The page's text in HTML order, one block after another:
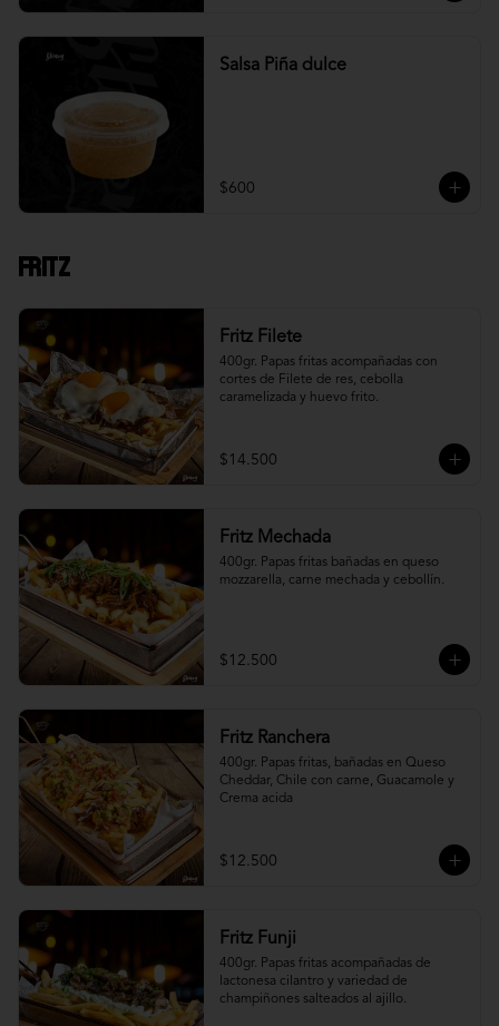
Salsa Piña dulce
$600
Fritz
Fritz Filete
400gr. Papas fritas acompañadas con
cortes de Filete de res, cebolla
caramelizada y huevo frito.
$14.500
Fritz Mechada
400gr. Papas fritas bañadas en queso
mozzarella, carne mechada y cebollín.
$12.500
Fritz Ranchera
400gr. Papas fritas, bañadas en Queso
Cheddar, Chile con carne, Guacamole y
Crema acida
$12.500
Fritz Funji
400gr. Papas fritas acompañadas de
lactonesa cilantro y variedad de
champiñones salteados al ajillo.